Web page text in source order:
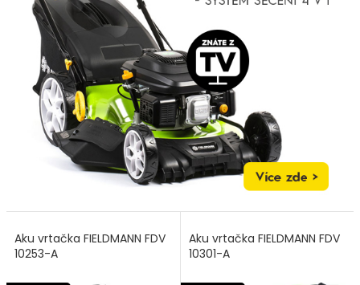
Aku vrtačka FIELDMANN FDV
10253-A
Aku vrtačka FIELDMANN FDV
10301-A